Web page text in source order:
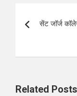
o
k
सेंट जॉर्ज
Related Posts